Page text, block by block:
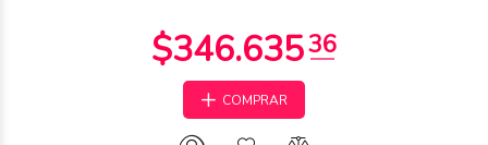
COMPRAR